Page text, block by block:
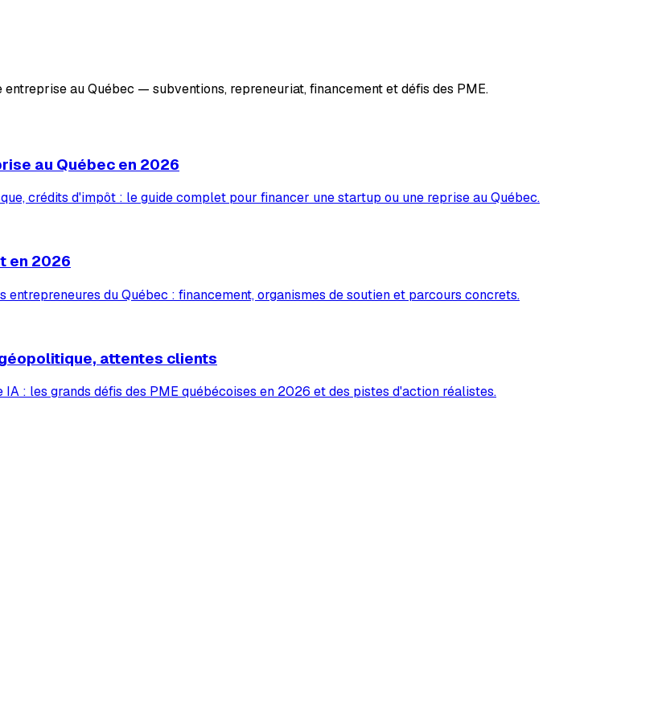
au Québec — subventions, repreneuriat, financement et défis des PME.
au Québec en 2026
crédits d'impôt : le guide complet pour financer une startup ou une reprise au Québec.
en 2026
du Québec : financement, organismes de soutien et parcours concrets.
attentes clients
: les grands défis des PME québécoises en 2026 et des pistes d'action réalistes.